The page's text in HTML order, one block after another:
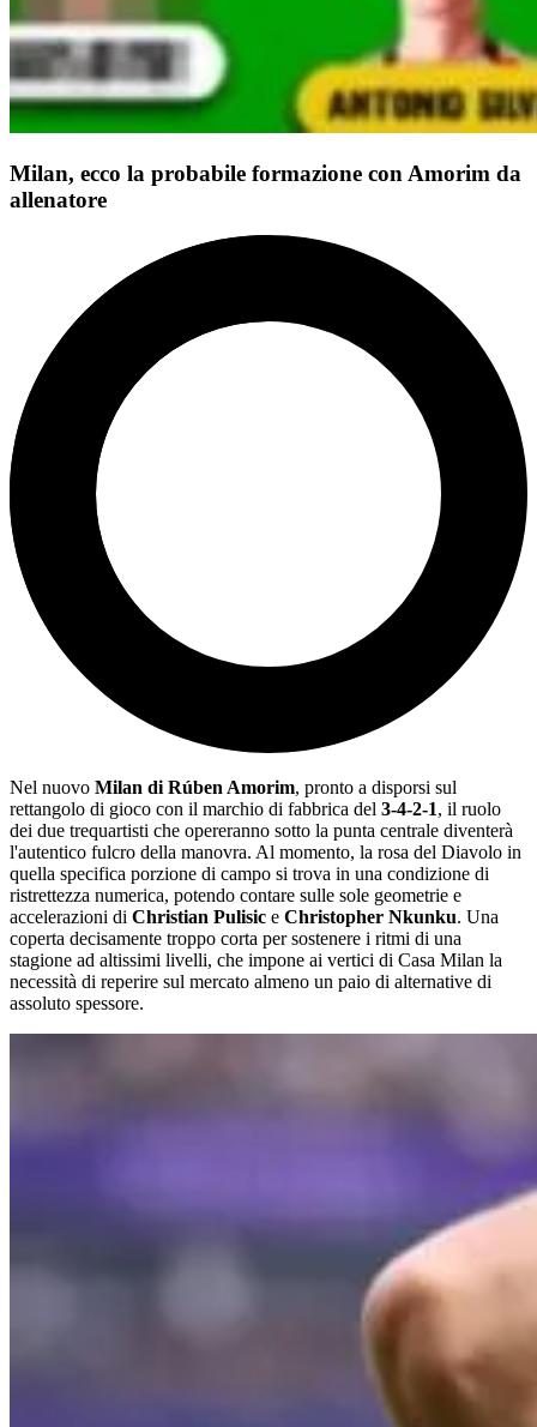
Milan, ecco la probabile formazione con Amorim da
allenatore
Nel nuovo Milan di Rúben Amorim, pronto a disporsi sul
rettangolo di gioco con il marchio di fabbrica del 3-4-2-1, il ruolo
dei due trequartisti che opereranno sotto la punta centrale diventerà
l'autentico fulcro della manovra. Al momento, la rosa del Diavolo in
quella specifica porzione di campo si trova in una condizione di
ristrettezza numerica, potendo contare sulle sole geometrie e
accelerazioni di Christian Pulisic e Christopher Nkunku. Una
coperta decisamente troppo corta per sostenere i ritmi di una
stagione ad altissimi livelli, che impone ai vertici di Casa Milan la
necessità di reperire sul mercato almeno un paio di alternative di
assoluto spessore.